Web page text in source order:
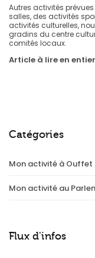
Autres activités
salles, des activités
activités culturelles,
gradins du centre
comités locaux.
Article à lire en
Catégories
Mon activité à Ouffet
Mon activité au
Flux d'infos